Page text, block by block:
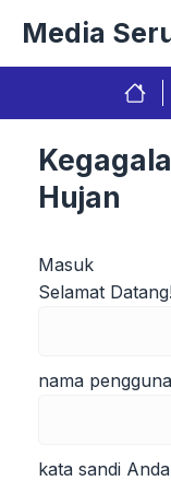
isi
Media
Hujan
Masuk
Selamat
nama pengguna
kata sandi Anda